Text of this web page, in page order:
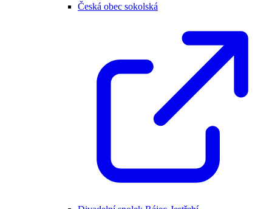
Česká obec sokolská